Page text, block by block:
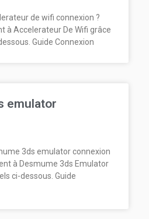
de wifi connexion ?
à Accelerateur De Wifi grâce
Guide Connexion
emulator
3ds emulator connexion
à Desmume 3ds Emulator
ci-dessous. Guide